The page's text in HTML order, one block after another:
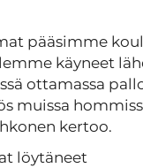
pääsimme
käyneet
ottamassa
muissa
kertoo.
löytäneet